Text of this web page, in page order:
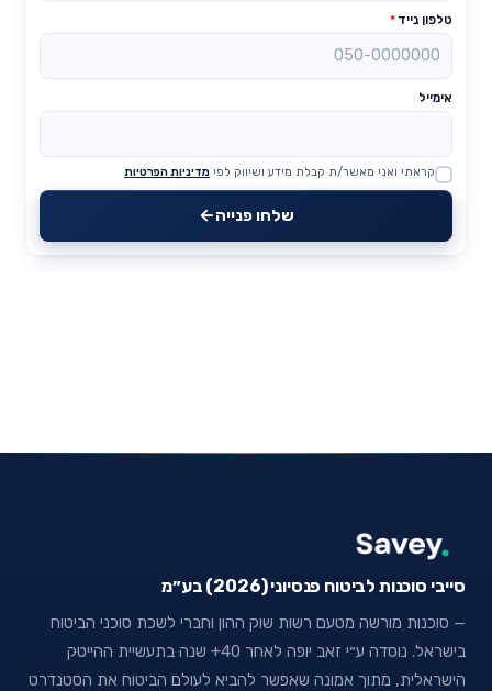
טלפון נייד *
אימייל
Website
קראתי ואני מאשר/ת קבלת מידע ושיווק לפי מדיניות הפרטיות
שלחו פנייה
סייבי סוכנות לביטוח פנסיוני (2026) בע״מ
— סוכנות מורשה מטעם רשות שוק ההון וחברי לשכת סוכני הביטוח
בישראל. נוסדה ע״י זאב יופה לאחר 40+ שנה בתעשיית ההייטק
הישראלית, מתוך אמונה שאפשר להביא לעולם הביטוח את הסטנדרט